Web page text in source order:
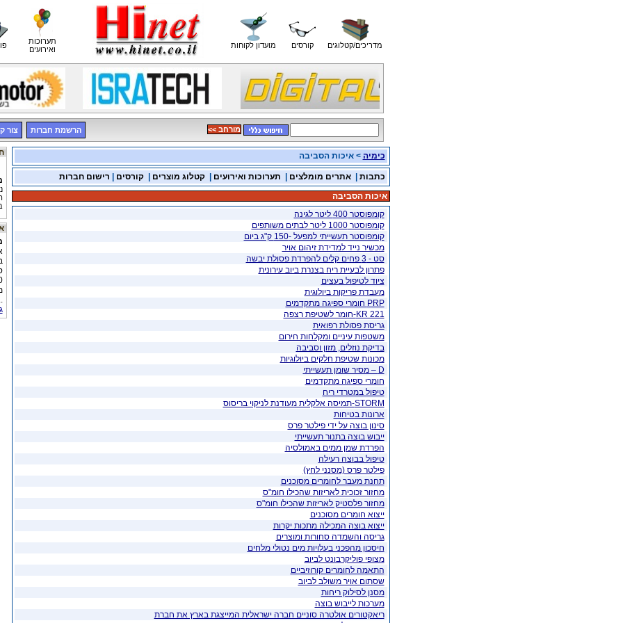
תערוכות
ואירועים
מועדון לקוחות קורסים מדריכים/קטלוגים
הרשמת חברות צור << מורחב
חדשות כימיה
אתר היום
כימיה > איכות הסביבה
כתבות |אתרים מומלצים תערוכות ואירועים |קטלוג מוצרים |קורסים
רישום חברות
איכות הסביבה
קומפוסטר 400 ליטר לגינה
קומפוסטר 1000 ליטר לבתים משותפים
קומפוסטר תעשייתי למפעל -150 ק"ג ביום
מכשיר נייד למדידת זיהום אויר
סט - 3 פחים קלים להפרדת פסולת יבשה
פתרון לבעיית ריח בצנרת ביוב עירונית
ציוד לטיפול בעצים
מעבדת פריקות ביולוגית
PRP חומרי ספיגה מתקדמים
KR 221-חומר לשטיפת רצפה
גריסת פסולת רפואית
משטפות עיניים ומקלחות חירום
בדיקת נוזלים, מזון וסביבה
מכונות שטיפת חלקים ביולוגיות
D – מסיר שומן תעשייתי
חומרי ספיגה מתקדמים
טיפול במטרדי ריח
STORM-תמיסה אלקלית מעודנת לניקוי בריסוס
ארונות בטיחות
סינון בוצה על ידי פילטר פרס
ייבוש בוצה בתנור תעשייתי
הפרדת שמן ממים באמולסיה
טיפול בבוצה רעילה
פילטר פרס (מסנני לחץ)
תחנת מעבר לחומרים מסוכנים
מחזור זכוכית לאריזות שהכילו חומ"ס
מחזור פלסטיק לאריזות שהכילו חומ"ס
ייצוא חומרים מסוכנים
ייצוא בוצה המכילה מתכות יקרות
גריסה והשמדה סחורות ומוצרים
חיסכון מהפכני בעלויות מים נטולי מלחים
מצופי פוליקרבונט לביוב
התאמה לחומרים קורוזיביים
שסתום אויר משולב לביוב
מסנן לסילוק ריחות
מערכות לייבוש בוצה
ריאקטורים אולטרה סוניים חברה ישראלית המייצגת בארץ את חברת